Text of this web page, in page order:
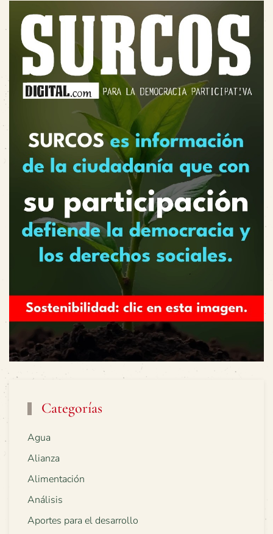
Categorías
Agua
Alianza
Alimentación
Análisis
Aportes para el desarrollo